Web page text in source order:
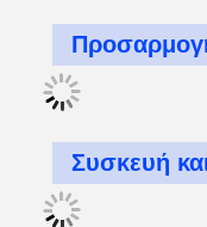
Συσκευή